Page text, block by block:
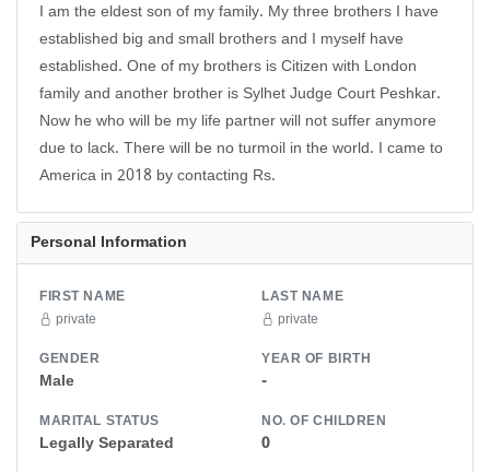
I am the eldest son of my family. My three brothers I have
established big and small brothers and I myself have
established. One of my brothers is Citizen with London
family and another brother is Sylhet Judge Court Peshkar.
Now he who will be my life partner will not suffer anymore
due to lack. There will be no turmoil in the world. I came to
Personal Information
FIRST NAME
private
LAST NAME
private
GENDER
Male
YEAR OF BIRTH
-
MARITAL STATUS
Legally Separated
NO. OF CHILDREN
0